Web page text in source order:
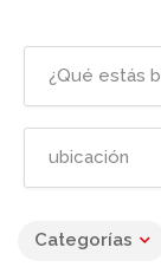
Categorías